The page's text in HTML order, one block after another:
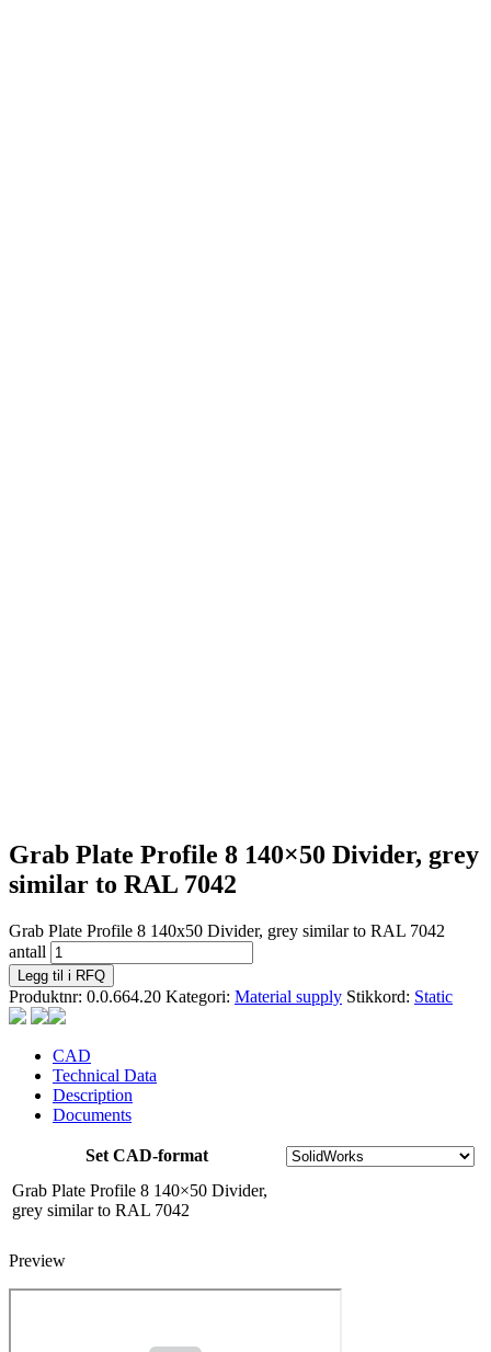
Grab Plate Profile 8 140×50 Divider, grey
similar to RAL 7042
Grab Plate Profile 8 140x50 Divider, grey similar to RAL 7042
antall
Legg til i RFQ
Produktnr: 0.0.664.20 Kategori: Material supply Stikkord: Static
CAD
Technical Data
Description
Documents
Set CAD-format
Grab Plate Profile 8 140×50 Divider,
grey similar to RAL 7042
Preview